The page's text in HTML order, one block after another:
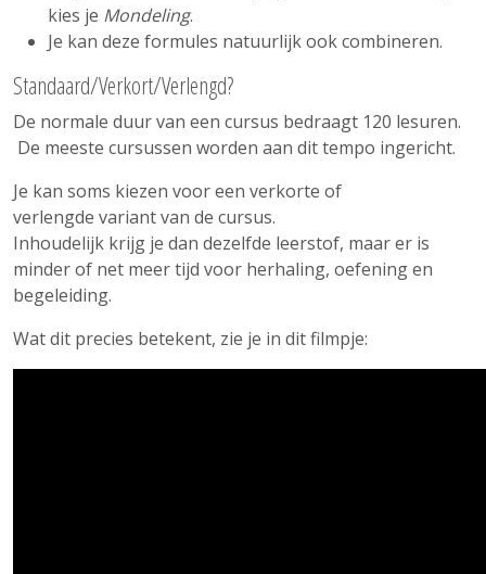
kies je Mondeling.
Je kan deze formules natuurlijk ook combineren.
Standaard/Verkort/Verlengd?
De normale duur van een cursus bedraagt 120 lesuren.
De meeste cursussen worden aan dit tempo ingericht.
Je kan soms kiezen voor een verkorte of
verlengde variant van de cursus.
Inhoudelijk krijg je dan dezelfde leerstof, maar er is
minder of net meer tijd voor herhaling, oefening en
begeleiding.
Wat dit precies betekent, zie je in dit filmpje: